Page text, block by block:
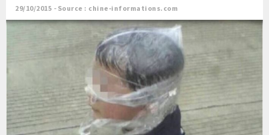
29/10/2015 Source : chine-informations.com